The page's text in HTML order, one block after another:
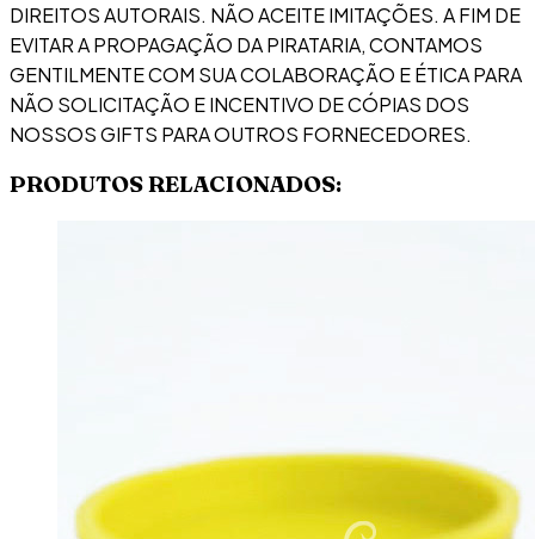
DIREITOS AUTORAIS. NÃO ACEITE IMITAÇÕES. A FIM DE
EVITAR A PROPAGAÇÃO DA PIRATARIA, CONTAMOS
GENTILMENTE COM SUA COLABORAÇÃO E ÉTICA PARA
NÃO SOLICITAÇÃO E INCENTIVO DE CÓPIAS DOS
NOSSOS GIFTS PARA OUTROS FORNECEDORES.
PRODUTOS RELACIONADOS: